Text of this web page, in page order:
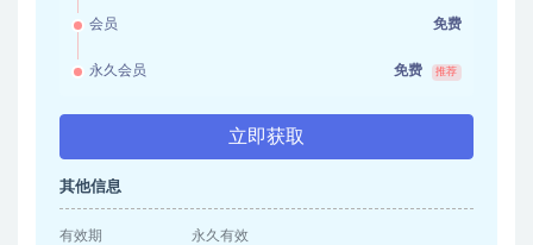
会员 免费
永久会员 免费 推荐
立即获取
其他信息
有效期 永久有效